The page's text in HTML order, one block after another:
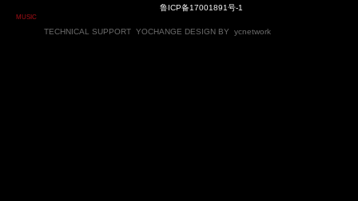
MUSIC
鲁ICP备17001891号-1
TECHNICAL SUPPORT YOCHANGE DESIGN BY ycnetwork